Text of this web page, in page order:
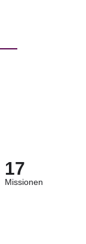
17
Missionen